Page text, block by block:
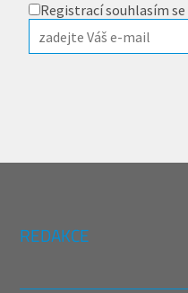
Registrací souhlasím se
REDAKCE